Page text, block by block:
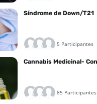
Síndrome de Down/T21
5 Participantes
85 Participantes